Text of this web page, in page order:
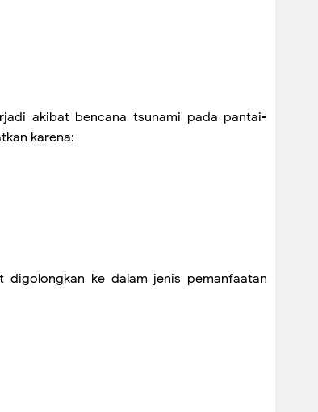
akibat bencana tsunami pada pantai-
karena:
digolongkan ke dalam jenis pemanfaatan